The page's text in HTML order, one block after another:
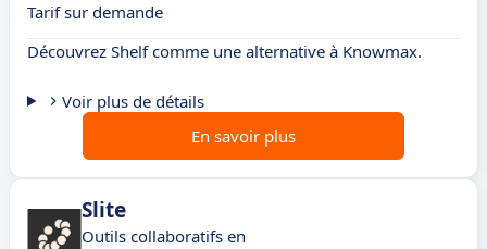
Tarif sur demande
Découvrez Shelf comme une alternative à Knowmax.
Voir plus de détails
En savoir plus
Slite
Outils collaboratifs en